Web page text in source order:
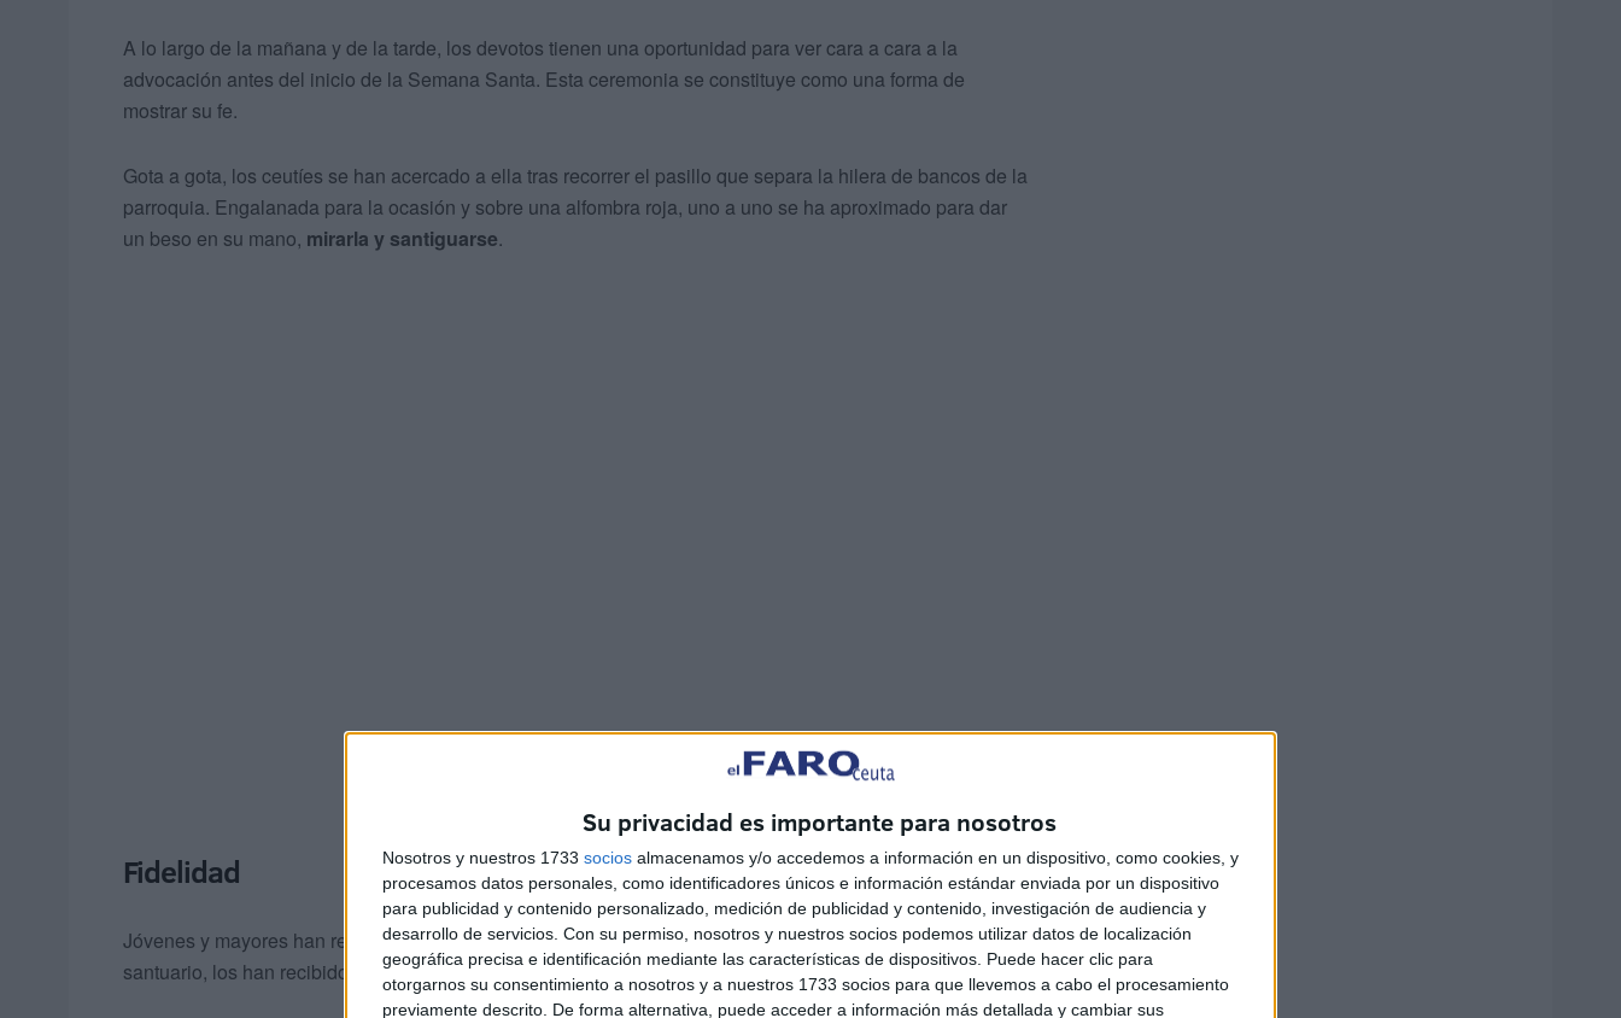
Su privacidad es importante para nosotros
Nosotros y nuestros 1733 socios almacenamos y/o accedemos a información en un dispositivo, como cookies, y
procesamos datos personales, como identificadores únicos e información estándar enviada por un dispositivo
para publicidad y contenido personalizado, medición de publicidad y contenido, investigación de audiencia y
desarrollo de servicios. Con su permiso, nosotros y nuestros socios podemos utilizar datos de localización
geográfica precisa e identificación mediante las características de dispositivos. Puede hacer clic para
otorgarnos su consentimiento a nosotros y a nuestros 1733 socios para que llevemos a cabo el procesamiento
previamente descrito. De forma alternativa, puede acceder a información más detallada y cambiar sus
A lo largo de la mañana y de la tarde, los devotos tienen una oportunidad para ver cara a cara a la
advocación antes del inicio de la Semana Santa. Esta ceremonia se constituye como una forma de
mostrar su fe.
Gota a gota, los ceutíes se han acercado a ella tras recorrer el pasillo que separa la hilera de bancos de la
parroquia. Engalanada para la ocasión y sobre una alfombra roja, uno a uno se ha aproximado para dar
un beso en su mano, mirarla y santiguarse.
Fidelidad
Jóvenes y mayores han repetido este gesto en el silencio sepulcral de la iglesia. Al llegar al fondo del
santuario, los han recibido los hermanos de la cofradía, que han velado por la Virgen del Mayor Dolor.